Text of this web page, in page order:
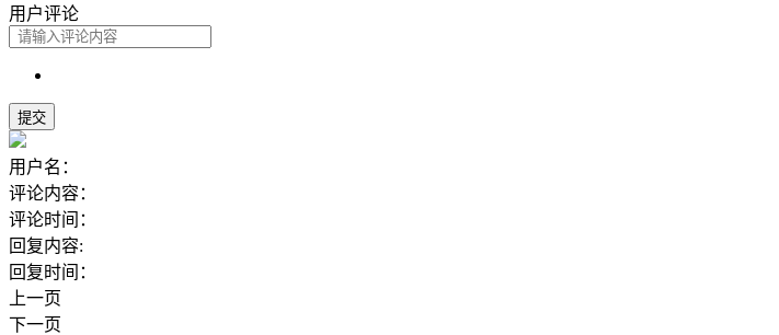
用户评论
用户名：
评论内容：
评论时间：
回复内容:
回复时间：
上一页
下一页